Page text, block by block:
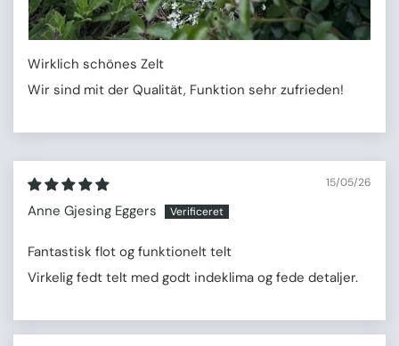
Wirklich schönes Zelt
Wir sind mit der Qualität, Funktion sehr zufrieden!
15/05/26
Anne Gjesing Eggers
Fantastisk flot og funktionelt telt
Virkelig fedt telt med godt indeklima og fede detaljer.